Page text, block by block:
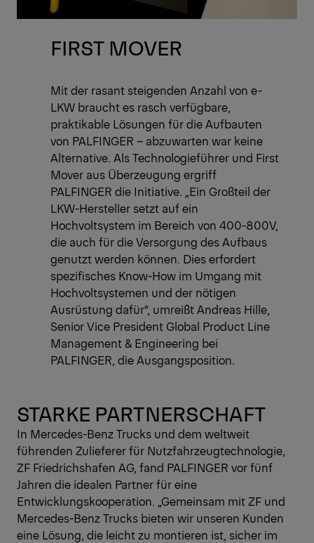
FIRST MOVER
Mit der rasant steigenden Anzahl von e-
LKW braucht es rasch verfügbare,
praktikable Lösungen für die Aufbauten
von PALFINGER – abzuwarten war keine
Alternative. Als Technologieführer und First
Mover aus Überzeugung ergriff
PALFINGER die Initiative. „Ein Großteil der
LKW-Hersteller setzt auf ein
Hochvoltsystem im Bereich von 400-800V,
die auch für die Versorgung des Aufbaus
genutzt werden können. Dies erfordert
spezifisches Know-How im Umgang mit
Hochvoltsystemen und der nötigen
Ausrüstung dafür“, umreißt Andreas Hille,
Senior Vice President Global Product Line
Management & Engineering bei
PALFINGER, die Ausgangsposition.
STARKE PARTNERSCHAFT
In Mercedes-Benz Trucks und dem weltweit
führenden Zulieferer für Nutzfahrzeugtechnologie,
ZF Friedrichshafen AG, fand PALFINGER vor fünf
Jahren die idealen Partner für eine
Entwicklungskooperation. „Gemeinsam mit ZF und
Mercedes-Benz Trucks bieten wir unseren Kunden
eine Lösung, die leicht zu montieren ist, sicher im